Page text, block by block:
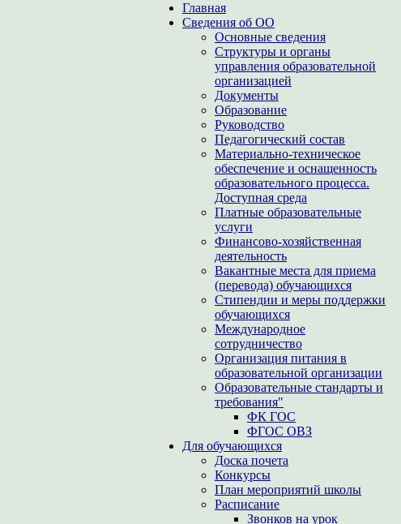
Главная
Сведения об ОО
Основные сведения
Структуры и органы
управления образовательной
организацией
Документы
Образование
Руководство
Педагогический состав
Материально-техническое
обеспечение и оснащенность
образовательного процесса.
Доступная среда
Платные образовательные
услуги
Финансово-хозяйственная
деятельность
Вакантные места для приема
(перевода) обучающихся
Стипендии и меры поддержки
обучающихся
Международное
сотрудничество
Организация питания в
образовательной организации
Образовательные стандарты и
требования"
ФК ГОС
ФГОС ОВЗ
Для обучающихся
Доска почета
Конкурсы
План мероприятий школы
Расписание
Звонков на урок